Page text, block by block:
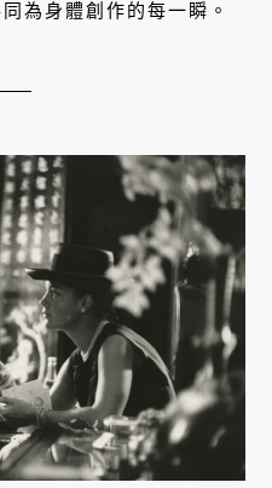
為身體創作的每一瞬。